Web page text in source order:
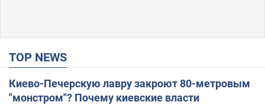
TOP NEWS
Киево-Печерскую лавру закроют 80-метровым
"монстром"? Почему киевские власти